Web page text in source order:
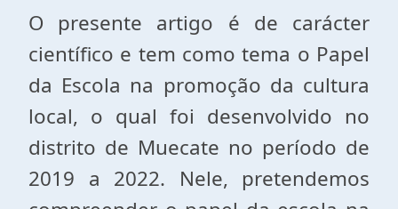
O presente artigo é de carácter
científico e tem como tema o Papel
da Escola na promoção da cultura
local, o qual foi desenvolvido no
distrito de Muecate no período de
2019 a 2022. Nele, pretendemos